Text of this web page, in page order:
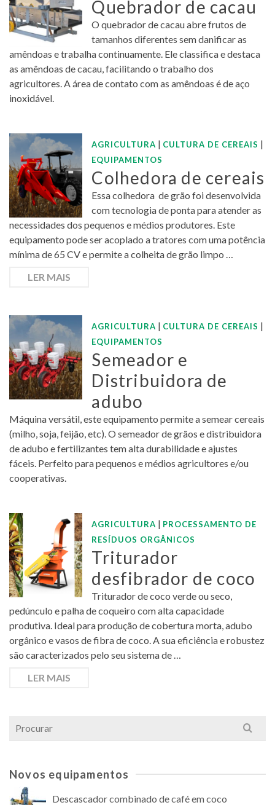
Quebrador de cacau
O quebrador de cacau abre frutos de
tamanhos diferentes sem danificar as
amêndoas e trabalha continuamente. Ele classifica e destaca
as amêndoas de cacau, facilitando o trabalho dos
agricultores. A área de contato com as amêndoas é de aço
inoxidável.
AGRICULTURA | CULTURA DE CEREAIS |
EQUIPAMENTOS
Colhedora de cereais
Essa colhedora de grão foi desenvolvida
com tecnologia de ponta para atender as
necessidades dos pequenos e médios produtores. Este
equipamento pode ser acoplado a tratores com uma potência
mínima de 65 CV e permite a colheita de grão limpo …
LER MAIS
AGRICULTURA | CULTURA DE CEREAIS |
EQUIPAMENTOS
Semeador e
Distribuidora de
adubo
Máquina versátil, este equipamento permite a semear cereais
(milho, soja, feijão, etc). O semeador de grãos e distribuidora
de adubo e fertilizantes tem alta durabilidade e ajustes
fáceis. Perfeito para pequenos e médios agricultores e/ou
cooperativas.
AGRICULTURA | PROCESSAMENTO DE
RESÍDUOS ORGÂNICOS
Triturador
desfibrador de coco
Triturador de coco verde ou seco,
pedúnculo e palha de coqueiro com alta capacidade
produtiva. Ideal para produção de cobertura morta, adubo
orgânico e vasos de fibra de coco. A sua eficiência e robustez
são caracterizados pelo seu sistema de …
LER MAIS
Search
Novos equipamentos
Descascador combinado de café em coco